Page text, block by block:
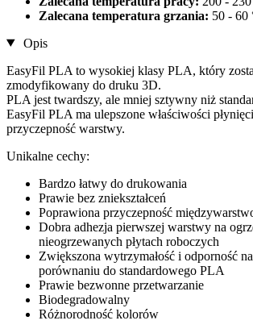
Zalecana temperatura grzania: 50 - 60
Opis
EasyFil PLA to wysokiej klasy PLA, który
zmodyfikowany do druku 3D.
PLA jest twardszy, ale mniej sztywny niż
EasyFil PLA ma ulepszone właściwości
przyczepność warstwy.
Unikalne cechy:
Bardzo łatwy do drukowania
Prawie bez zniekształceń
Poprawiona przyczepność
Dobra adhezja pierwszej warstwy na
nieogrzewanych płytach roboczych
Zwiększona wytrzymałość i odporność
porównaniu do standardowego PLA
Prawie bezwonne przetwarzanie
Biodegradowalny
Różnorodność kolorów